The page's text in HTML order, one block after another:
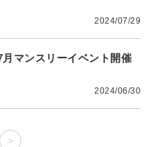
2024/07/29
マンスリーイベント開催
2024/06/30
>